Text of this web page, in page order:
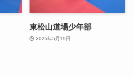
東松山道場少年部
2025年5月19日